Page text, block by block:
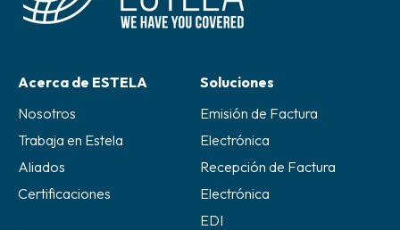
Acerca de ESTELA
Nosotros
Trabaja en Estela
Aliados
Certificaciones
Soluciones
Emisión de Factura
Electrónica
Recepción de Factura
Electrónica
EDI